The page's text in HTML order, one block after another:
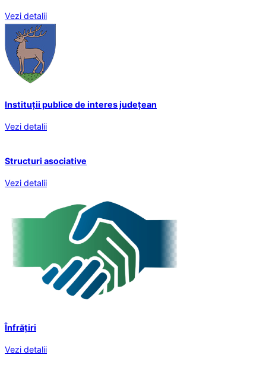
Vezi detalii
Instituții publice de interes județean
Vezi detalii
Structuri asociative
Vezi detalii
Înfrățiri
Vezi detalii